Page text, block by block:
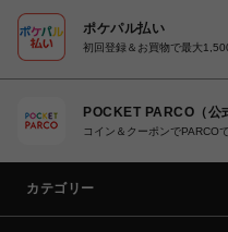
ポケパル払い
初回登録＆お買物で最大
POCKET PARCO（公
コイン＆クーポンでPARCO
カテゴリー